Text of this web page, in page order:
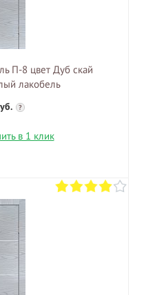
П-8 цвет Дуб скай
лакобель
?
в 1 клик